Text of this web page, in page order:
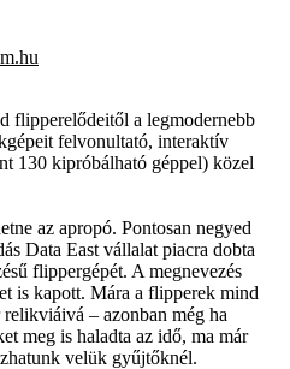
flipperelődeitől a legmodernebb
felvonultató, interaktív
130 kipróbálható géppel) közel
az apropó. Pontosan negyed
Data East vállalat piacra dobta
flippergépét. A megnevezés
is kapott. Mára a flipperek mind
– azonban még ha
meg is haladta az idő, ma már
velük gyűjtőknél.